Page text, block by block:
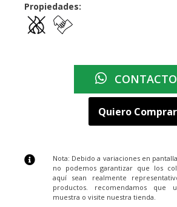
Propiedades:
CONTACTO
Quiero Comprar
Nota: Debido a variaciones en
no podemos garantizar que los
aquí sean realmente
productos. recomendamos que
muestra o visite nuestra tienda.